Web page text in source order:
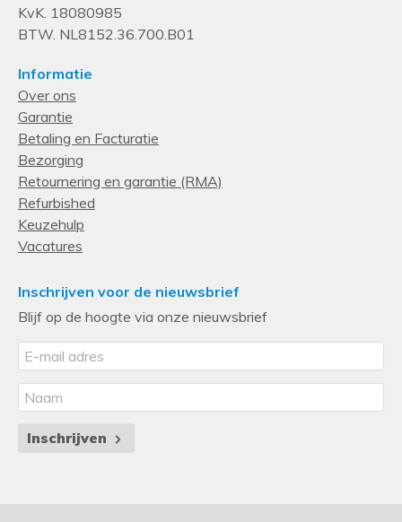
KvK. 18080985
BTW. NL8152.36.700.B01
Informatie
Over ons
Garantie
Betaling en Facturatie
Bezorging
Retournering en garantie (RMA)
Refurbished
Keuzehulp
Vacatures
Inschrijven voor de nieuwsbrief
Blijf op de hoogte via onze nieuwsbrief
Inschrijven